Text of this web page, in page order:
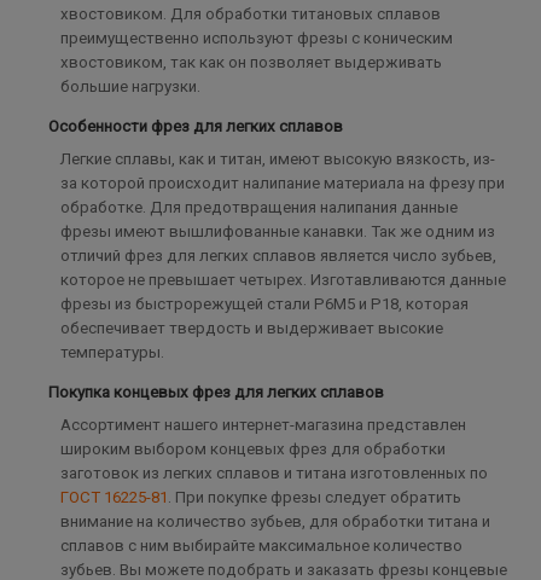
хвостовиком. Для обработки титановых сплавов
преимущественно используют фрезы с коническим
хвостовиком, так как он позволяет выдерживать
большие нагрузки.
Особенности фрез для легких сплавов
Легкие сплавы, как и титан, имеют высокую вязкость, из-
за которой происходит налипание материала на фрезу при
обработке. Для предотвращения налипания данные
фрезы имеют вышлифованные канавки. Так же одним из
отличий фрез для легких сплавов является число зубьев,
которое не превышает четырех. Изготавливаются данные
фрезы из быстрорежущей стали Р6М5 и Р18, которая
обеспечивает твердость и выдерживает высокие
температуры.
Покупка концевых фрез для легких сплавов
Ассортимент нашего интернет-магазина представлен
широким выбором концевых фрез для обработки
заготовок из легких сплавов и титана изготовленных по
ГОСТ 16225-81 . При покупке фрезы следует обратить
внимание на количество зубьев, для обработки титана и
сплавов с ним выбирайте максимальное количество
зубьев. Вы можете подобрать и заказать фрезы концевые